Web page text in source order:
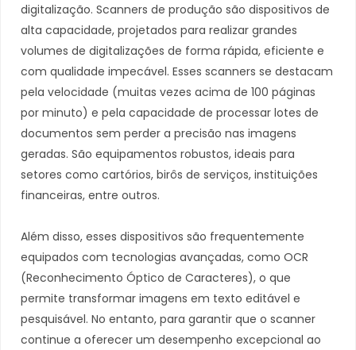
digitalização. Scanners de produção são dispositivos de
alta capacidade, projetados para realizar grandes
volumes de digitalizações de forma rápida, eficiente e
com qualidade impecável. Esses scanners se destacam
pela velocidade (muitas vezes acima de 100 páginas
por minuto) e pela capacidade de processar lotes de
documentos sem perder a precisão nas imagens
geradas. São equipamentos robustos, ideais para
setores como cartórios, birôs de serviços, instituições
financeiras, entre outros.
Além disso, esses dispositivos são frequentemente
equipados com tecnologias avançadas, como OCR
(Reconhecimento Óptico de Caracteres), o que
permite transformar imagens em texto editável e
pesquisável. No entanto, para garantir que o scanner
continue a oferecer um desempenho excepcional ao